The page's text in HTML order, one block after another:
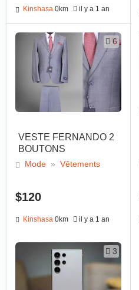
Kinshasa 0km il y a 1 an
6
VESTE FERNANDO 2
BOUTONS
Mode » Vêtements
$120
Kinshasa 0km il y a 1 an
3